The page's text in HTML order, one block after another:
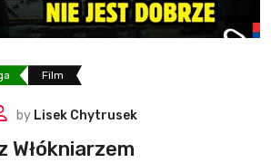
Film
by Lisek Chytrusek
Włókniarzem